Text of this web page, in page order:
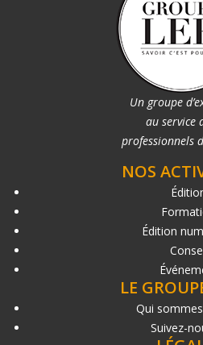
Un groupe
au service
professionnels
NOS
Édition
LE
Qui
Suivez-